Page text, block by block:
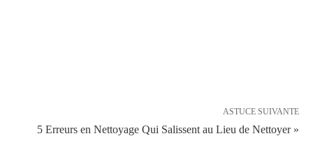
ASTUCE SUIVANTE
5 Erreurs en Nettoyage Qui Salissent au Lieu de Nettoyer »